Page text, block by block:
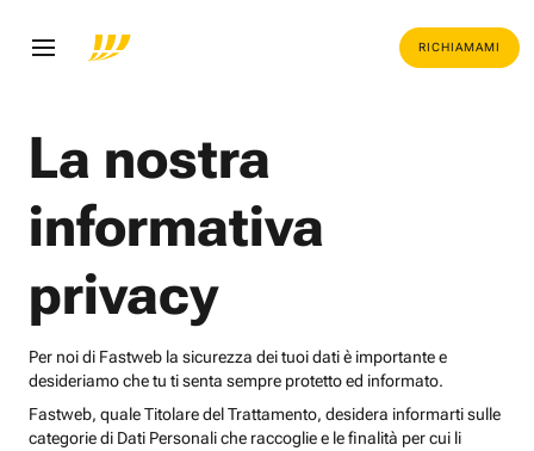
RICHIAMAMI
La nostra
informativa
privacy
Per noi di Fastweb la sicurezza dei tuoi dati è importante e
desideriamo che tu ti senta sempre protetto ed informato.
Fastweb, quale Titolare del Trattamento, desidera informarti sulle
categorie di Dati Personali che raccoglie e le finalità per cui li